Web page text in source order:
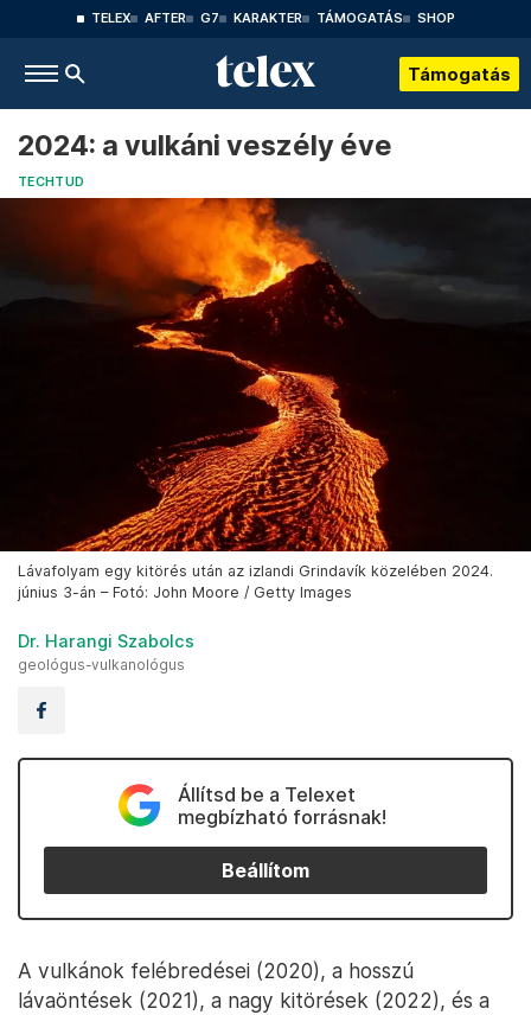
TELEX AFTER G7 KARAKTER TÁMOGATÁS SHOP
Támogatás
2024: a vulkáni veszély éve
TECHTUD
Lávafolyam egy kitörés után az izlandi Grindavík közelében 2024.
június 3-án – Fotó: John Moore / Getty Images
Dr. Harangi Szabolcs
geológus-vulkanológus
Állítsd be a Telexet
megbízható forrásnak!
Beállítom
A vulkánok felébredései (2020), a hosszú
lávaöntések (2021), a nagy kitörések (2022), és a